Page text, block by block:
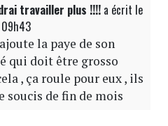
travailler plus !!!!a écrit le
la paye de son
qui doit être grosso
, ça roule pour eux , ils
soucis de fin de mois